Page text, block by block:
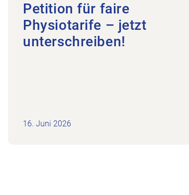
Petition für faire
Physiotarife – jetzt
unterschreiben!
16. Juni 2026